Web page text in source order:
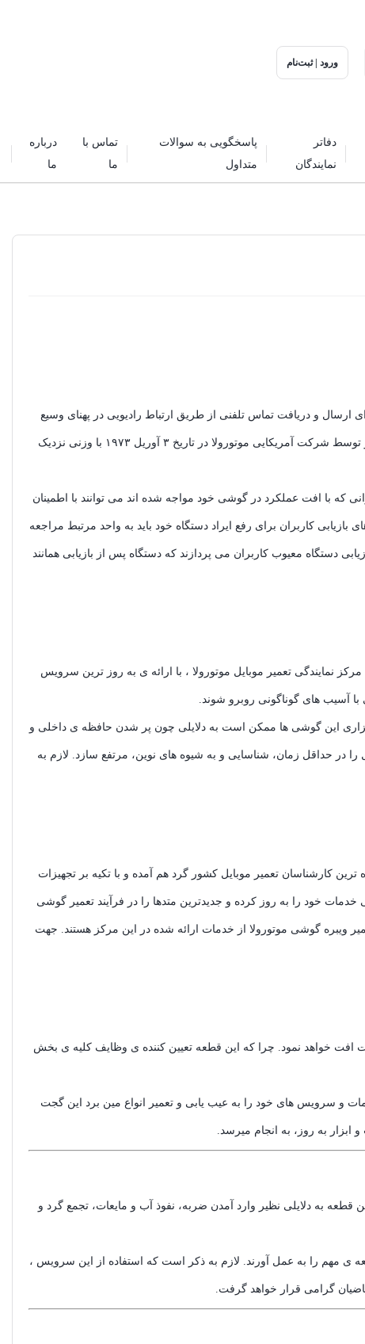
ورود | ثبت‌نام
دفاتر
نمایندگان
پاسخگویی به سوالات
متداول
تماس با
ما
درباره
ما
ارسال و دریافت تماس تلفنی از طریق ارتباط رادیویی در پهنای وسیع
وسیله ‌ای است که برای اتصال به شبکه تلفن همراه به کار می ‌رود. این وسیله اولین بار توسط شرکت آمریکایی موتورولا در تاریخ ۳ آوریل ۱۹۷۳ با وزنی نزدیک
که با افت عملکرد در گوشی خود مواجه شده اند می توانند با اطمینان
کاربران برای رفع ایراد دستگاه خود باید به واحد مرتبط مراجعه
دستگاه معیوب کاربران می پردازند که دستگاه پس از بازیابی همانند
نمایندگی تعمیر موبایل موتورولا ، با ارائه ی به روز ترین سرویس
آسیب های گوناگونی روبرو شوند.
این گوشی ها ممکن است به دلایلی چون پر شدن حافظه ی داخلی و
را در حداقل زمان، شناسایی و به شیوه های نوین، مرتفع سازد. لازم به
کارشناسان تعمیر موبایل کشور گرد هم آمده و با تکیه بر تجهیزات
خود را به روز کرده و جدیدترین متدها را در فرآیند تعمیر گوشی
ویبره گوشی موتورولا از خدمات ارائه شده در این مرکز هستند. جهت
افت خواهد نمود. چرا که این قطعه تعیین کننده ی وظایف کلیه ی بخش
و سرویس های خود را به عیب یابی و تعمیر انواع مین برد این گجت
ابزار به روز، به انجام میرسد.
قطعه به دلایلی نظیر وارد آمدن ضربه، نفوذ آب و مایعات، تجمع گرد و
ی مهم را به عمل آورند. لازم به ذکر است که استفاده از این سرویس ،
گرامی قرار خواهد گرفت.